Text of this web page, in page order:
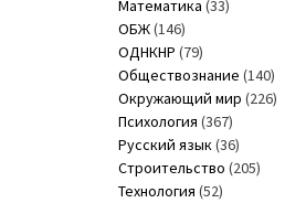
Математика (33)
ОБЖ(146)
ОДНКНР (79)
Обществознание (140)
Окружающий мир (226)
Психология (367)
Русский язык(36)
Строительство (205)
Технология (52)